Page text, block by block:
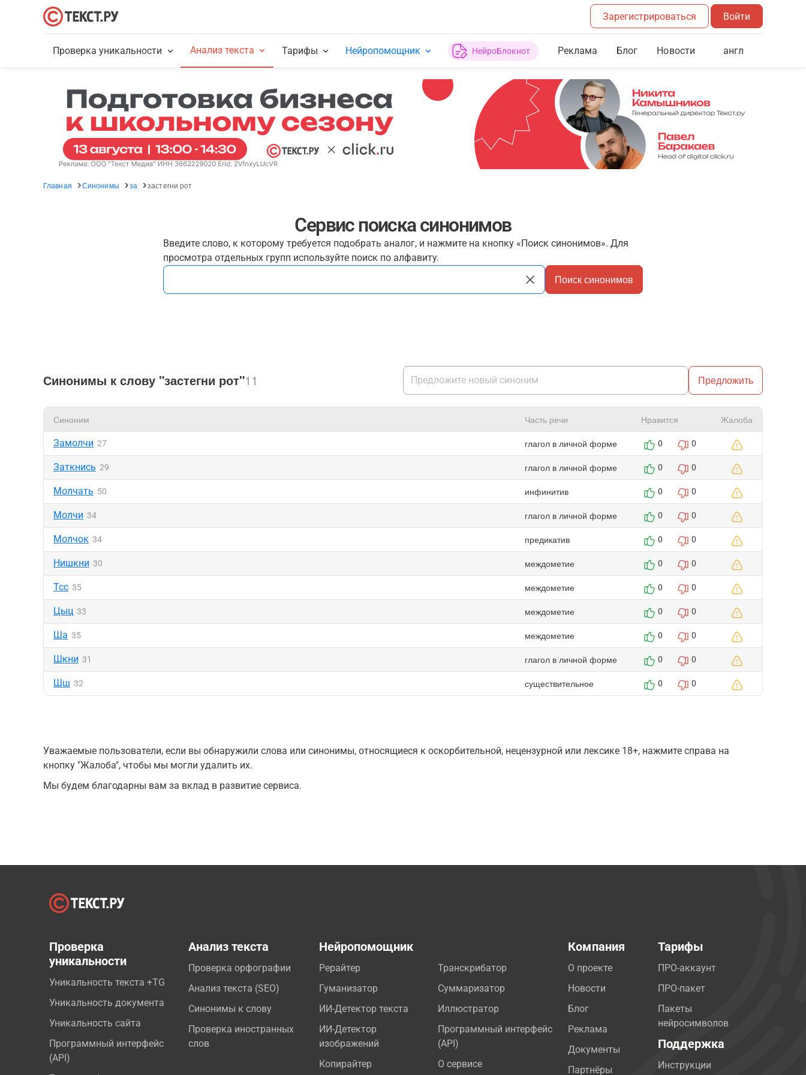
Зарегистрироваться Войти
Проверка уникальности Анализ текста Тарифы Нейропомощник НейроБлокнот Реклама Блог Новости англ
Главная Синонимы за застегни рот
Сервис поиска синонимов
Введите слово, к которому требуется подобрать аналог, и нажмите на кнопку «Поиск синонимов». Для
просмотра отдельных групп используйте поиск по алфавиту.
Поиск синонимов
Синонимы к слову "застегни рот"11 Предложить
Синоним Часть речи Нравится Жалоба
Замолчи 27 глагол в личной форме 0 0
Заткнись 29 глагол в личной форме 0 0
Молчать 50 инфинитив 0 0
Молчи 34 глагол в личной форме 0 0
Молчок 34 предикатив 0 0
Нишкни 30 междометие 0 0
Тсс 35 междометие 0 0
Цыц 33 междометие 0 0
Ша 35 междометие 0 0
Шкни 31 глагол в личной форме 0 0
Шш 32 существительное 0 0
Уважаемые пользователи, если вы обнаружили слова или синонимы, относящиеся к оскорбительной, нецензурной или лексике 18+, нажмите справа на
кнопку "Жалоба", чтобы мы могли удалить их.
Мы будем благодарны вам за вклад в развитие сервиса.
Проверка
уникальности
Уникальность текста +TG
Уникальность документа
Уникальность сайта
Программный интерфейс
(API)
Анализ текста
Проверка орфографии
Анализ текста (SEO)
Синонимы к слову
Проверка иностранных
слов
Нейропомощник
Рерайтер
Гуманизатор
ИИ-Детектор текста
ИИ-Детектор
изображений
Копирайтер
Транскрибатор
Суммаризатор
Иллюстратор
Программный интерфейс
(API)
О сервисе
Компания
О проекте
Новости
Блог
Реклама
Документы
Партнёры
Тарифы
ПРО-аккаунт
ПРО-пакет
Пакеты
нейросимволов
Поддержка
Инструкции